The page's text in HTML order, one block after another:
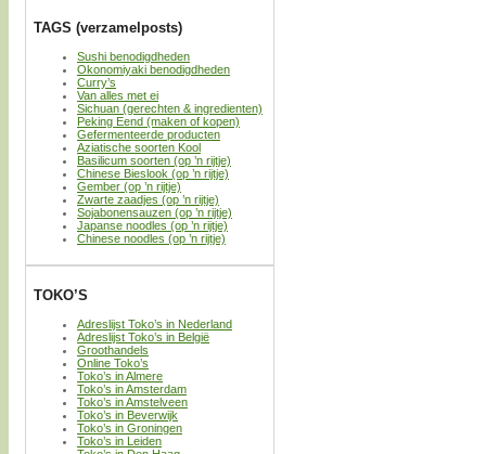
TAGS (verzamelposts)
Sushi benodigdheden
Okonomiyaki benodigdheden
Curry’s
Van alles met ei
Sichuan (gerechten & ingredienten)
Peking Eend (maken of kopen)
Gefermenteerde producten
Aziatische soorten Kool
Basilicum soorten (op ’n rijtje)
Chinese Bieslook (op ’n rijtje)
Gember (op ’n rijtje)
Zwarte zaadjes (op ’n rijtje)
Sojabonensauzen (op ’n rijtje)
Japanse noodles (op ’n rijtje)
Chinese noodles (op ’n rijtje)
TOKO’S
Adreslijst Toko’s in Nederland
Adreslijst Toko’s in België
Groothandels
Online Toko’s
Toko’s in Almere
Toko’s in Amsterdam
Toko’s in Amstelveen
Toko’s in Beverwijk
Toko’s in Groningen
Toko’s in Leiden